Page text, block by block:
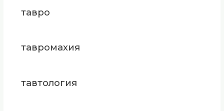
тавро
тавромахия
тавтология